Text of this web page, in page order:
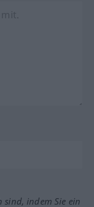
sind, indem Sie ein